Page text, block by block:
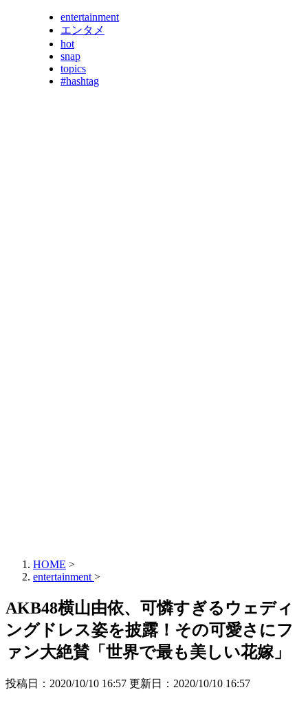
entertainment
エンタメ
hot
snap
topics
#hashtag
HOME >
entertainment >
AKB48横山由依、可憐すぎるウェディ
ングドレス姿を披露！その可愛さにフ
ァン大絶賛「世界で最も美しい花嫁」
投稿日：2020/10/10 16:57 更新日： 2020/10/10 16:57